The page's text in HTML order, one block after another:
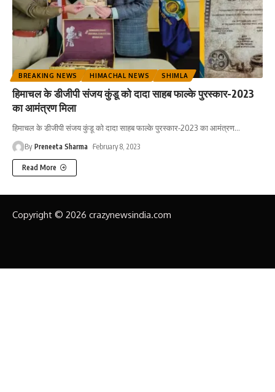
BREAKING NEWS HIMACHAL NEWS SHIMLA
हिमाचल के डीजीपी संजय कुंडू को दादा साहब फाल्के पुरस्कार-2023
का आमंत्रण मिला
हिमाचल के डीजीपी संजय कुंडू को दादा साहब फाल्के पुरस्कार-2023 का आमंत्रण…
By Preneeta Sharma February 8, 2023
Read More
Copyright © 2026 crazynewsindia.com